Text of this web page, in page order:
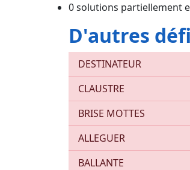
0 solutions partiellement
D'autres
DESTINATEUR
CLAUSTRE
BRISE MOTTES
ALLEGUER
BALLANTE